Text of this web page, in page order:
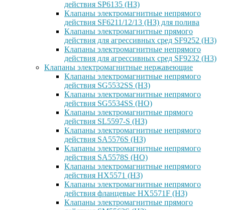
действия SP6135 (НЗ)
Клапаны электромагнитные непрямого
действия SF6211/12/13 (НЗ) для полива
Клапаны электромагнитные прямого
действия для агрессивных сред SF9252 (H3)
Клапаны электромагнитные непрямого
действия для агрессивных сред SF9232 (H3)
Клапаны электромагнитные нержавеющие
Клапаны электромагнитные непрямого
действия SG5532SS (НЗ)
Клапаны электромагнитные непрямого
действия SG5534SS (НО)
Клапаны электромагнитные прямого
действия SL5597-S (НЗ)
Клапаны электромагнитные непрямого
действия SA5576S (НЗ)
Клапаны электромагнитные непрямого
действия SA5578S (НО)
Клапаны электромагнитные непрямого
действия HX5571 (НЗ)
Клапаны электромагнитные непрямого
действия фланцевые HX5571F (НЗ)
Клапаны электромагнитные прямого